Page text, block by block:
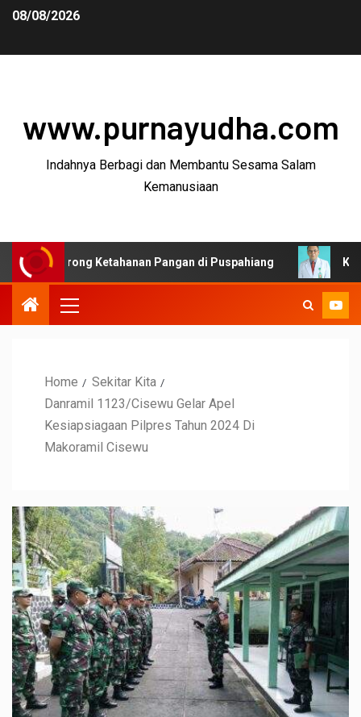
08/08/2026
www.purnayudha.com
Indahnya Berbagi dan Membantu Sesama Salam
Kemanusiaan
Ketahanan Pangan di Puspahiang Ketua MKEK
Home
Sekitar Kita
Danramil 1123/Cisewu Gelar Apel
Kesiapsiagaan Pilpres Tahun 2024 Di
Makoramil Cisewu